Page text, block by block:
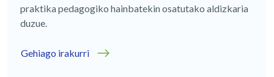
praktika pedagogiko hainbatekin osatutako aldizkaria
duzue.
Gehiago irakurri